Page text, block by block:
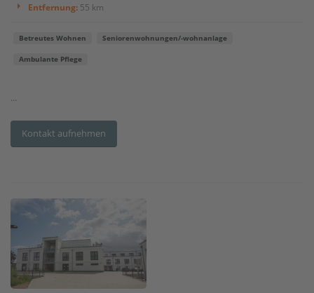
Entfernung: 55 km
Betreutes Wohnen Seniorenwohnungen/-wohnanlage
Ambulante Pflege
...
Kontakt aufnehmen